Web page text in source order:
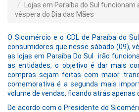
Lojas em Paraíba do Sul
véspera do Dia das Mães
O Sicomércio e o CDL de Paraíba do
consumidores que nesse sábado (09),
as lojas em Paraíba Do Sul irão
as entidades, o objetivo é dar mais
compras sejam feitas com maior
comemorativa é a segunda mais
volume de vendas, ficando atrás apenas
De acordo com o Presidente do